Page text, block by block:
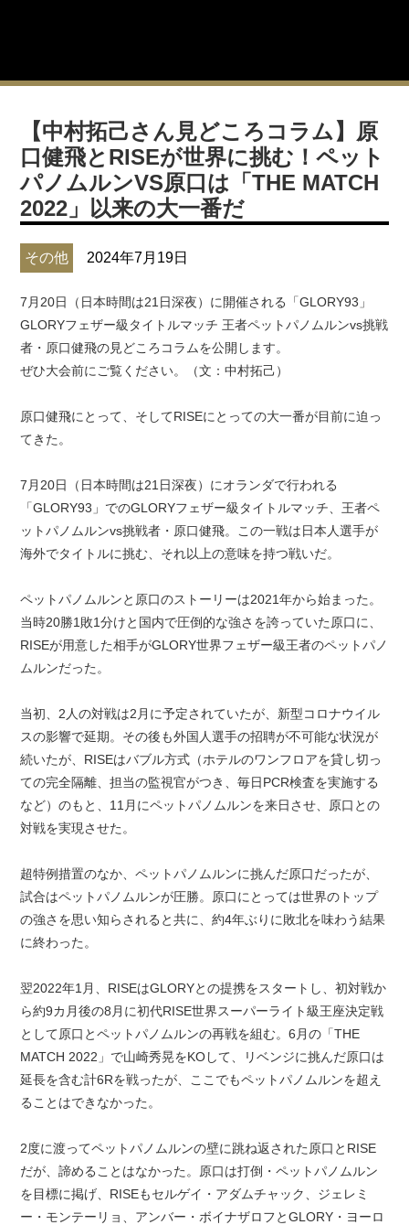
【中村拓己さん見どころコラム】原
口健飛とRISEが世界に挑む！ペット
パノムルンVS原口は「THE MATCH
2022」以来の大一番だ
その他 2024年7月19日
7月20日（日本時間は21日深夜）に開催される「GLORY93」
GLORYフェザー級タイトルマッチ 王者ペットパノムルンvs挑戦
者・原口健飛の見どころコラムを公開します。
ぜひ大会前にご覧ください。（文：中村拓己）
原口健飛にとって、そしてRISEにとっての大一番が目前に迫っ
てきた。
7月20日（日本時間は21日深夜）にオランダで行われる
「GLORY93」でのGLORYフェザー級タイトルマッチ、王者ペ
ットパノムルンvs挑戦者・原口健飛。この一戦は日本人選手が
海外でタイトルに挑む、それ以上の意味を持つ戦いだ。
ペットパノムルンと原口のストーリーは2021年から始まった。
当時20勝1敗1分けと国内で圧倒的な強さを誇っていた原口に、
RISEが用意した相手がGLORY世界フェザー級王者のペットパノ
ムルンだった。
当初、2人の対戦は2月に予定されていたが、新型コロナウイル
スの影響で延期。その後も外国人選手の招聘が不可能な状況が
続いたが、RISEはバブル方式（ホテルのワンフロアを貸し切っ
ての完全隔離、担当の監視官がつき、毎日PCR検査を実施する
など）のもと、11月にペットパノムルンを来日させ、原口との
対戦を実現させた。
超特例措置のなか、ペットパノムルンに挑んだ原口だったが、
試合はペットパノムルンが圧勝。原口にとっては世界のトップ
の強さを思い知らされると共に、約4年ぶりに敗北を味わう結果
に終わった。
翌2022年1月、RISEはGLORYとの提携をスタートし、初対戦か
ら約9カ月後の8月に初代RISE世界スーパーライト級王座決定戦
として原口とペットパノムルンの再戦を組む。6月の「THE
MATCH 2022」で山崎秀晃をKOして、リベンジに挑んだ原口は
延長を含む計6Rを戦ったが、ここでもペットパノムルンを超え
ることはできなかった。
2度に渡ってペットパノムルンの壁に跳ね返された原口とRISE
だが、諦めることはなかった。原口は打倒・ペットパノムルン
を目標に掲げ、RISEもセルゲイ・アダムチャック、ジェレミ
ー・モンテーリョ、アンバー・ボイナザロフとGLORY・ヨーロ